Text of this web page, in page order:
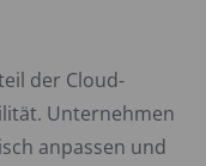
der Cloud-
Unternehmen
anpassen und